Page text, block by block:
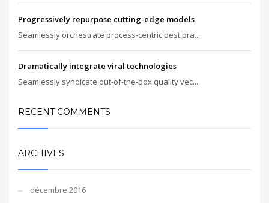
Progressively repurpose cutting-edge models
Seamlessly orchestrate process-centric best pra...
Dramatically integrate viral technologies
Seamlessly syndicate out-of-the-box quality vec...
RECENT COMMENTS
ARCHIVES
décembre 2016